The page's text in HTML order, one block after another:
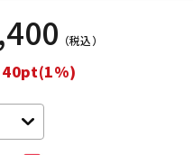
（税込）
40pt(1%)